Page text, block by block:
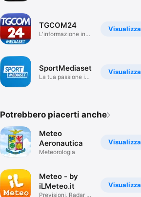
Visualizza
TGCOM24
L'informazione in
Visualizza
SportMediaset
La tua passione in
Potrebbero piacerti anche
Visualizza
Meteo
Aeronautica
Meteorologia
Visualizza
Meteo - by
iLMeteo.it
Previsioni, Radar e